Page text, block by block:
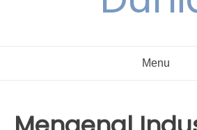
Menu